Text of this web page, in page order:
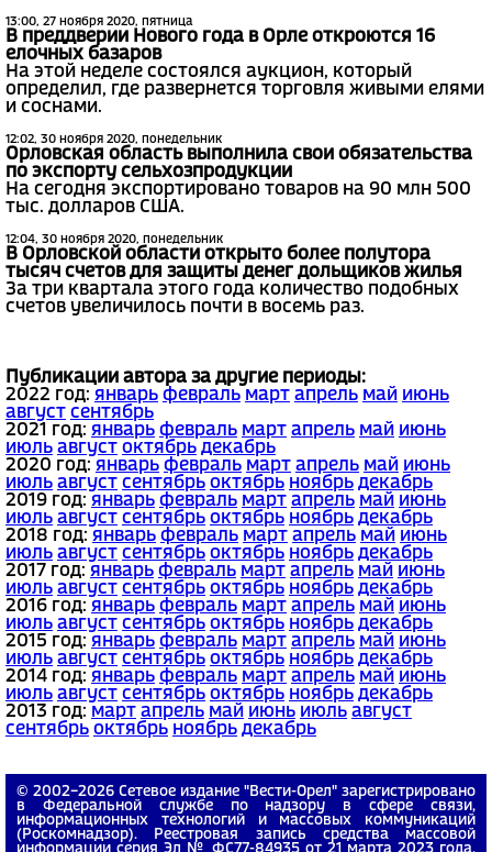
13:00, 27 ноября 2020, пятница
В преддверии Нового года в Орле откроются 16
елочных базаров
На этой неделе состоялся аукцион, который
определил, где развернется торговля живыми елями
и соснами.
12:02, 30 ноября 2020, понедельник
Орловская область выполнила свои обязательства
по экспорту сельхозпродукции
На сегодня экспортировано товаров на 90 млн 500
тыс. долларов США.
12:04, 30 ноября 2020, понедельник
В Орловской области открыто более полутора
тысяч счетов для защиты денег дольщиков жилья
За три квартала этого года количество подобных
счетов увеличилось почти в восемь раз.
Публикации автора за другие периоды:
2022 год: январь февраль март апрель май июнь
август сентябрь
2021 год: январь февраль март апрель май июнь
июль август октябрь декабрь
2020 год: январь февраль март апрель май июнь
июль август сентябрь октябрь ноябрь декабрь
2019 год: январь февраль март апрель май июнь
июль август сентябрь октябрь ноябрь декабрь
2018 год: январь февраль март апрель май июнь
июль август сентябрь октябрь ноябрь декабрь
2017 год: январь февраль март апрель май июнь
июль август сентябрь октябрь ноябрь декабрь
2016 год: январь февраль март апрель май июнь
июль август сентябрь октябрь ноябрь декабрь
2015 год: январь февраль март апрель май июнь
июль август сентябрь октябрь ноябрь декабрь
2014 год: январь февраль март апрель май июнь
июль август сентябрь октябрь ноябрь декабрь
2013 год: март апрель май июнь июль август
сентябрь октябрь ноябрь декабрь
© 2002−2026 Сетевое издание "Вести-Орел" зарегистрировано
в Федеральной службе по надзору в сфере связи,
информационных технологий и массовых коммуникаций
(Роскомнадзор). Реестровая запись средства массовой
информации серия Эл № ФС77-84935 от 21 марта 2023 года.